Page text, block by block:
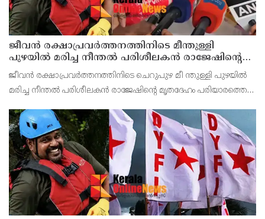
ജീവൻ രക്ഷാപ്രവർത്തനത്തിനിടെ മീന്തുള്ളി
പുഴയിൽ മരിച്ച നീന്തൽ പരിശീലകൻ രാജേഷിൻ്റെ
മൃതദേഹത്തോട് അനാദരവ് : റിപ്പോർട്ട് ലഭിച്ചാലുടൻ
നടപടിയെന്ന് കളക്ടർ
ജീവൻ രക്ഷാപ്രവർത്തനത്തിനിടെ ചെറുപുഴ മീ ന്തുള്ളി പുഴയിൽ
മരിച്ച നീന്തൽ പരിശീലകൻ രാജേഷിൻ്റെ മൃതദേഹം പരിയാരത്തെ
പോസ്റ്റുമോർട്ടം നടപടികൾക്കു ശേഷം സ്വദേശമായ തിരുവ